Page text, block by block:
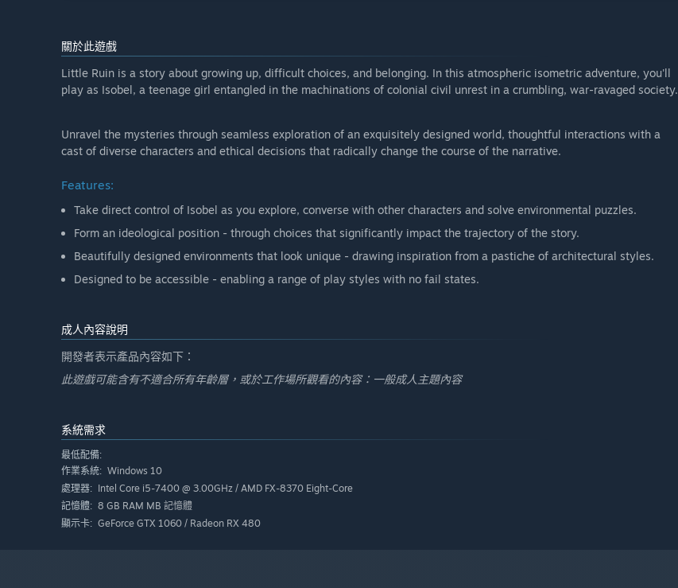
關於此遊戲
Little Ruin is a story about growing up, difficult choices, and belonging. In this atmospheric isometric adventure, you'll
play as Isobel, a teenage girl entangled in the machinations of colonial civil unrest in a crumbling, war-ravaged society.
Unravel the mysteries through seamless exploration of an exquisitely designed world, thoughtful interactions with a
cast of diverse characters and ethical decisions that radically change the course of the narrative.
Features:
Take direct control of Isobel as you explore, converse with other characters and solve environmental puzzles.
Form an ideological position - through choices that significantly impact the trajectory of the story.
Beautifully designed environments that look unique - drawing inspiration from a pastiche of architectural styles.
Designed to be accessible - enabling a range of play styles with no fail states.
成人內容說明
開發者表示產品內容如下：
此遊戲可能含有不適合所有年齡層，或於工作場所觀看的內容：一般成人主題內容
系統需求
最低配備:
作業系統: Windows 10
處理器: Intel Core i5-7400 @ 3.00GHz / AMD FX-8370 Eight-Core
記憶體: 8 GB RAM MB 記憶體
顯示卡: GeForce GTX 1060 / Radeon RX 480